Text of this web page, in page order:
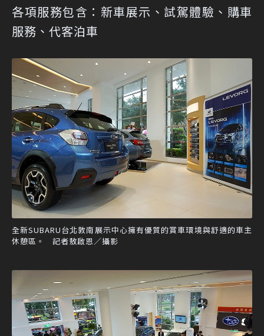
各項服務包含：新車展示、試駕體驗、購車
服務、代客泊車
全新SUBARU台北敦南展示中心擁有優質的賞車環境與舒適的車主
休憩區。 記者敖啟恩／攝影